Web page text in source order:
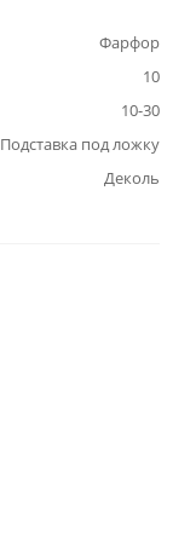
Фарфор
10
10-30
Подставка под ложку
Деколь